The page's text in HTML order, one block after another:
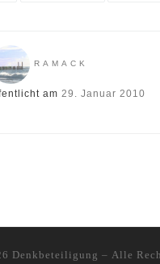
RAMACK
am 29. Januar 2010
Denkbeteiligung – Alle